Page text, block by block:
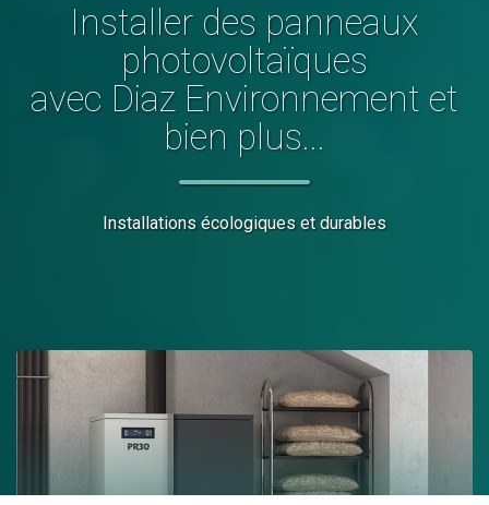
Installer des panneaux
photovoltaïques
avec Diaz Environnement et
bien plus...
Installations écologiques et durables